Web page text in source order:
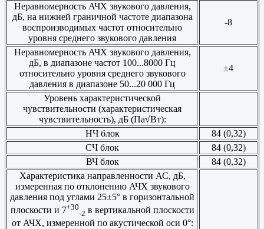
Неравномерность АЧХ звукового давления,
дБ, на нижней граничной частоте диапазона
воспроизводимых частот относительно
уровня среднего звукового давления
-8
Неравномерность АЧХ звукового давления,
дБ, в диапазоне частот 100...8000 Гц
относительно уровня среднего звукового
давления в диапазоне 50...20 000 Гц
±4
Уровень характеристической
чувствительности (характеристическая
чувствительность), дБ (Па√Вт):
НЧ блок
84 (0,32)
СЧ блок
84 (0,32)
ВЧ блок
84 (0,32)
Характеристика направленности АС, дБ,
измеренная по отклонению АЧХ звукового
давления под углами 25±5° в горизонтальной
плоскости и 7+30
-2 в вертикальной плоскости
от АЧХ, измеренной по акустической оси 0°: